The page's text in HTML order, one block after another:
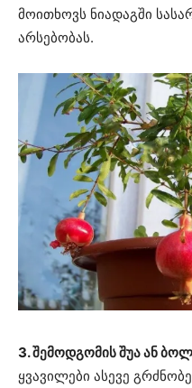
მოითხოვს ნიადაგში
არსებობას.
3. შემოდგომის შუა ან
ყვავილები ასევე